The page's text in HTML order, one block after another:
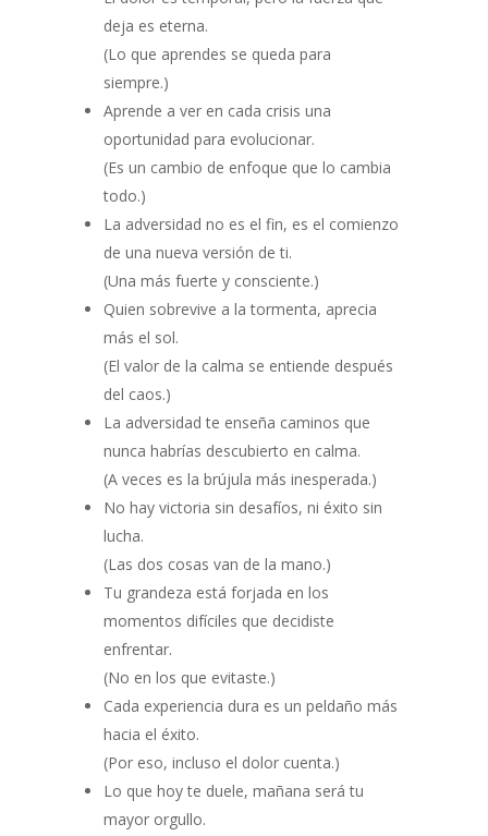
deja es eterna.
(Lo que aprendes se queda para
siempre.)
Aprende a ver en cada crisis una
oportunidad para evolucionar.
(Es un cambio de enfoque que lo cambia
todo.)
La adversidad no es el fin, es el comienzo
de una nueva versión de ti.
(Una más fuerte y consciente.)
Quien sobrevive a la tormenta, aprecia
más el sol.
(El valor de la calma se entiende después
del caos.)
La adversidad te enseña caminos que
nunca habrías descubierto en calma.
(A veces es la brújula más inesperada.)
No hay victoria sin desafíos, ni éxito sin
lucha.
(Las dos cosas van de la mano.)
Tu grandeza está forjada en los
momentos difíciles que decidiste
enfrentar.
(No en los que evitaste.)
Cada experiencia dura es un peldaño más
hacia el éxito.
(Por eso, incluso el dolor cuenta.)
Lo que hoy te duele, mañana será tu
mayor orgullo.